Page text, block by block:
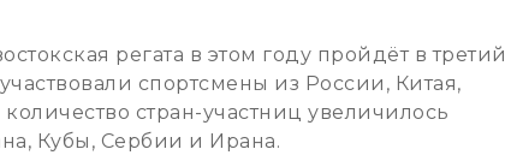
регата в этом году пройдёт в третий
спортсмены из России, Китая,
стран-участниц увеличилось
Кубы, Сербии и Ирана.